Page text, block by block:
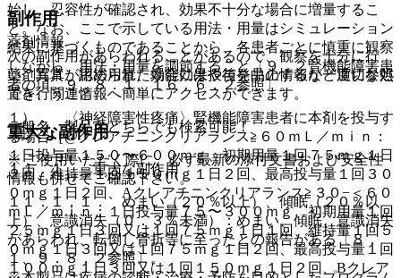
副作用
次の副作用があらわれることがあるので、観察を十分に行
い、異常が認められた場合には投与を中止するなど適切な処
置を行うこと。
重大な副作用
１１．１． 重大な副作用
１１．１．１． めまい（２０％以上）、傾眠（２０％以
上）、意識消失（０．３％未満）：めまい、傾眠、意識消失
があらわれ、転倒し骨折等に至ったとの報告がある〔８．
１、９．８．２参照〕。
始し、忍容性が確認され、効果不十分な場合に増量するこ
と。なお、ここで示している用法・用量はシミュレーション
結果に基づくものであることから、各患者ごとに慎重に観察
しながら、用法・用量を調節すること〔９．２腎機能障害患
者の項、９．８．１、１６．６．２参照〕。
１）． 〈神経障害性疼痛〉腎機能障害患者に本剤を投与す
る場合［@クレアチニンクリアランス≧６０ｍＬ／ｍｉｎ：
１日投与量１５０〜６００ｍｇ、初期用量１回７５ｍｇ１日
２回、維持量１回１５０ｍｇ１日２回、最高投与量１回３０
０ｍｇ１日２回、Aクレアチニンクリアランス≧３０−＜６０
ｍＬ／ｍｉｎ：１日投与量７５〜３００ｍｇ、初期用量１回
２５ｍｇ１日３回又は１回７５ｍｇ１日１回、維持量１回５
０ｍｇ１日３回又は１回７５ｍｇ１日２回、最高投与量１回
１００ｍｇ１日３回又は１回１５０ｍｇ１日２回、Bクレア
薬剤情報
薬剤写真、用法用量、効能効果や後発品の情報が一度に参照
でき、関連情報へ簡単にアクセスができます。
一般名、製品名どちらでも検索可能！
※ ご使用いただく際に、必ず最新の添付文書および安全性
情報も併せてご確認下さい。